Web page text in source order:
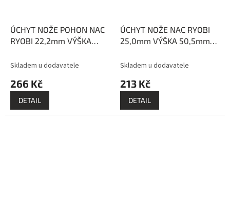
ÚCHYT NOŽE POHON NAC
RYOBI 22,2mm VÝŠKA
Skladem u dodavatele
266 Kč
DETAIL
ÚCHYT NOŽE NAC RYOBI
25,0mm VÝŠKA 50,5mm
Skladem u dodavatele
213 Kč
DETAIL